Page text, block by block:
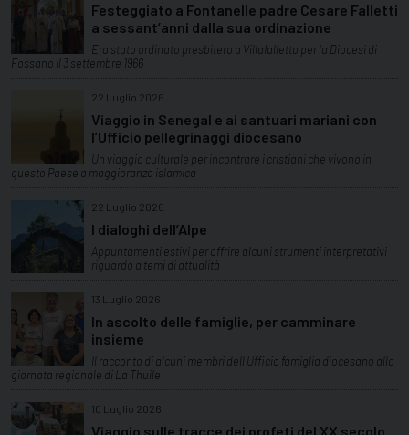
Festeggiato a Fontanelle padre Cesare Falletti
a sessant’anni dalla sua ordinazione
Era stato ordinato presbitero a Villafalletto per la Diocesi di
Fossano il 3 settembre 1966
22 Luglio 2026
Viaggio in Senegal e ai santuari mariani con
l’Ufficio pellegrinaggi diocesano
Un viaggio culturale per incontrare i cristiani che vivono in
questo Paese a maggioranza islamica
22 Luglio 2026
I dialoghi dell’Alpe
Appuntamenti estivi per offrire alcuni strumenti interpretativi
riguardo a temi di attualità
13 Luglio 2026
In ascolto delle famiglie, per camminare
insieme
Il racconto di alcuni membri dell'Ufficio famiglia diocesano alla
giornata regionale di La Thuile
10 Luglio 2026
Viaggio sulle tracce dei profeti del XX secolo